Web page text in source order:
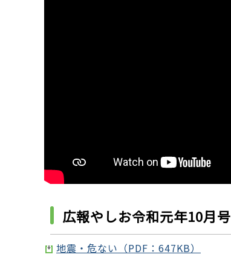
広報やしお令和元年10月号
地震・危ない（PDF：647KB）